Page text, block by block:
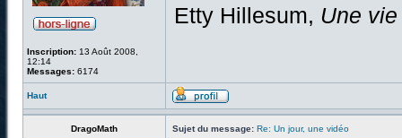
Inscription: 13 Août 2008,
12:14
Messages: 6174
Etty Hillesum, Une
Haut
DragoMath Sujet du message: Re: Un jour, une vidéo